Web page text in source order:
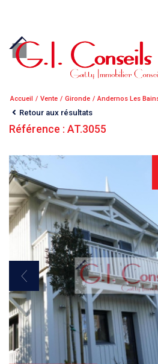
Accueil Vente Gironde Andernos Les
Retour aux résultats
Référence : AT.3055